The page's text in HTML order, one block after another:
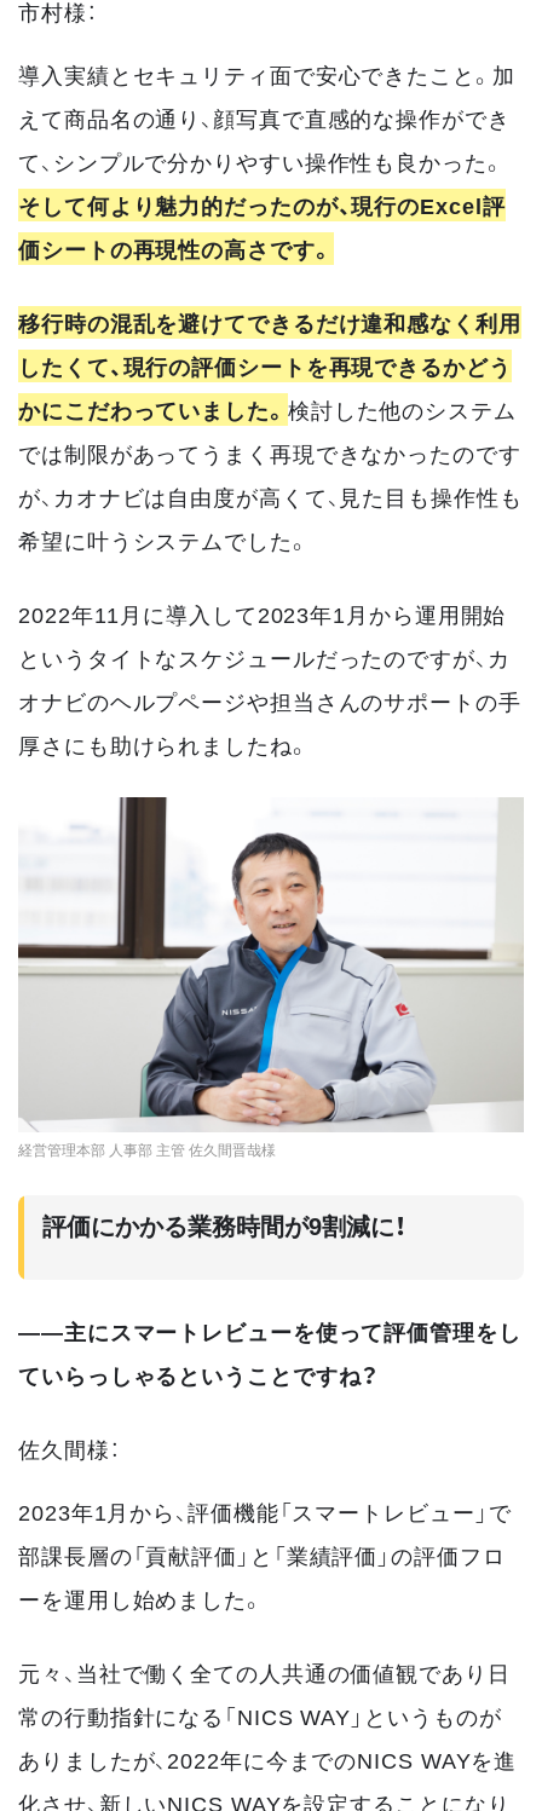
市村様：
導入実績とセキュリティ面で安心できたこと。加
えて商品名の通り、顔写真で直感的な操作ができ
て、シンプルで分かりやすい操作性も良かった。
そして何より魅力的だったのが、現行のExcel評
価シートの再現性の高さです。
移行時の混乱を避けてできるだけ違和感なく利用
したくて、現行の評価シートを再現できるかどう
かにこだわっていました。 検討した他のシステム
では制限があってうまく再現できなかったのです
が、カオナビは自由度が高くて、見た目も操作性も
希望に叶うシステムでした。
2022年11月に導入して2023年1月から運用開始
というタイトなスケジュールだったのですが、カ
オナビのヘルプページや担当さんのサポートの手
厚さにも助けられましたね。
経営管理本部 人事部 主管 佐久間晋哉様
評価にかかる業務時間が9割減に！
――主にスマートレビューを使って評価管理をし
ていらっしゃるということですね？
佐久間様：
2023年1月から、評価機能「スマートレビュー」で
部課長層の「貢献評価」と「業績評価」の評価フロ
ーを運用し始めました。
元々、当社で働く全ての人共通の価値観であり日
常の行動指針になる「NICS WAY」というものが
ありましたが、2022年に今までのNICS WAYを進
化させ、新しいNICS WAYを設定することになり